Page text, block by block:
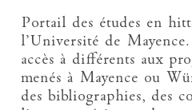
Portail des études en
l’Université de
accès à différents aux
menés à Mayence ou
des bibliographies, des